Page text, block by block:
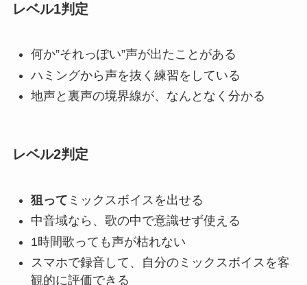
レベル1判定
何か”それっぽい”声が出たことがある
ハミングから声を抜く練習をしている
地声と裏声の境界線が、なんとなく分かる
レベル2判定
狙って ミックスボイスを出せる
中音域なら、歌の中で意識せず使える
1時間歌っても声が枯れない
スマホで録音して、自分のミックスボイスを客
観的に評価できる